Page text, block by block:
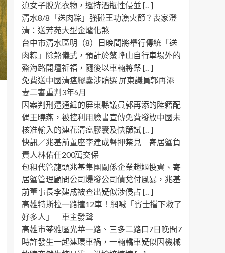
迫女子脫光衣物，還持酒瓶性侵並 […]
清水8/8「送肉粽」強碰王功漁火節？喪家澄
清：送芳苑大型金爐化煞
台中市清水區明（8）日晚間將舉行傳統「送
肉粽」除煞儀式，預計於鰲峰山自行車場外的
鰲海路開壇祈福，隨後以車輛將祭 […]
免費送中國清瘟膠囊涉賄選 屏東議員郭再添
妻二審重判3年6月
因案判刑遭通緝的屏東縣議員郭再添的陸籍配
偶王曉燕，被控利用臉書宣傳免費發放中國未
核准輸入的連花清瘟膠囊及快篩試 […]
快訊／兆基前董座李建成聲押禁見 寄居蟹負
責人林佑任200萬交保
包租代管龍頭兆基集團關係企業趙姬投資、寄
居蟹管理顧問公司爆發公司債兌付風暴，兆基
前董事長李建成被查出疑似涉侵占 […]
高雄特斯拉一路撞12車！網喊「賓士擋下救了
好多人」 車主發聲
高雄市苓雅區光華一路、三多二路口7日晚間7
時許發生一起連環車禍，一輛轎車疑似因機械